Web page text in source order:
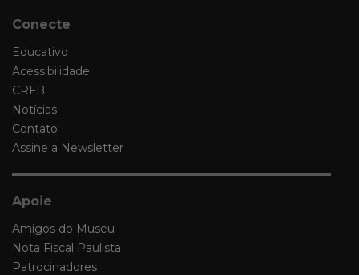
Conecte
Educativo
Acessibilidade
CRFB
Notícias
Contato
Assine a Newsletter
Apoie
Amigos do Museu
Nota Fiscal Paulista
Patrocinadores